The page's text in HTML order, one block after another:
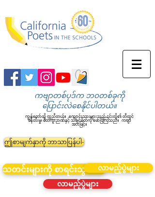
ကဗျာတစ်ပုဒ်က ဘဝတစ်ခုကို
ပြောင်းလဲစေနိုင်ပါတယ်။
ကျွန်တော်တို့ ကူညီတယ်။ ကျောင်းသားများသည် ၎င်းတို့၏ တီထွင်
ဖန်တီးမှု၊ စိတ်ကူးဉာဏ်နှင့် သိချင်စိတ်ကို ဖော်ပြကြသည်။ ကဗျာ
အားဖြင့်။
ဤစာမျက်နှာကို ဘာသာပြန်ပါ-
သတင်းများကို စာရင်းသွင်းပါ။လာမည့်ပွဲများ
လာမည့်ပွဲများ